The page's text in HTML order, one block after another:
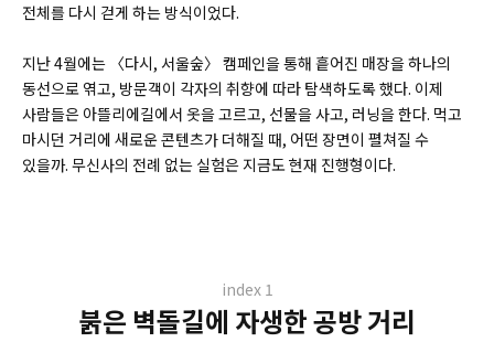
전체를 다시 걷게 하는 방식이었다.
지난 4월에는 〈다시, 서울숲〉 캠페인을 통해 흩어진 매장을 하나의
동선으로 엮고, 방문객이 각자의 취향에 따라 탐색하도록 했다. 이제
사람들은 아뜰리에길에서 옷을 고르고, 선물을 사고, 러닝을 한다. 먹고
마시던 거리에 새로운 콘텐츠가 더해질 때, 어떤 장면이 펼쳐질 수
있을까. 무신사의 전례 없는 실험은 지금도 현재 진행형이다.
index 1
붉은 벽돌길에 자생한 공방 거리